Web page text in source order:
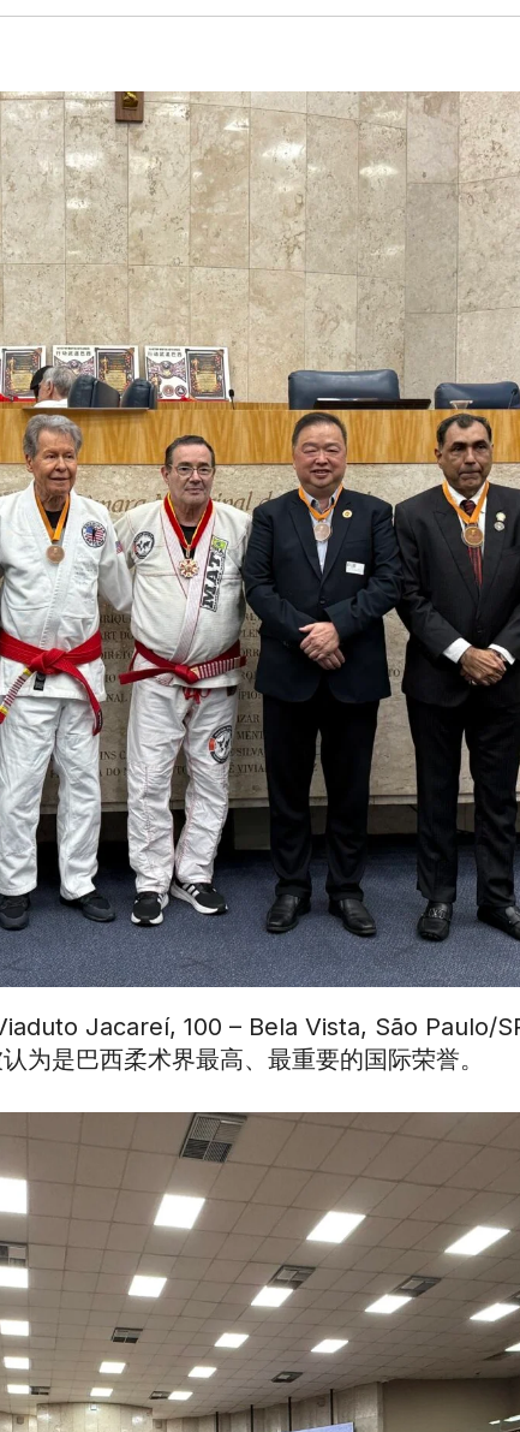
Jacareí, 100 – Bela Vista, São Paulo/
为是巴西柔术界最高、最重要的国际荣誉。